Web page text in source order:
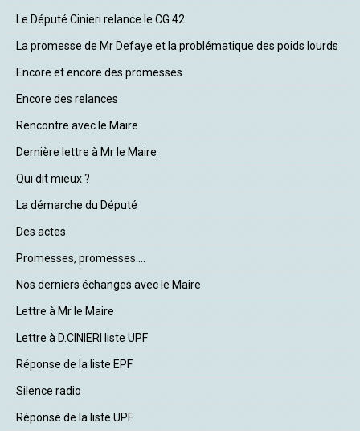
Le Député Cinieri relance le CG 42
La promesse de Mr Defaye et la problématique des poids lourds
Encore et encore des promesses
Encore des relances
Rencontre avec le Maire
Dernière lettre à Mr le Maire
Qui dit mieux ?
La démarche du Député
Des actes
Promesses, promesses....
Nos derniers échanges avec le Maire
Lettre à Mr le Maire
Lettre à D.CINIERI liste UPF
Réponse de la liste EPF
Silence radio
Réponse de la liste UPF